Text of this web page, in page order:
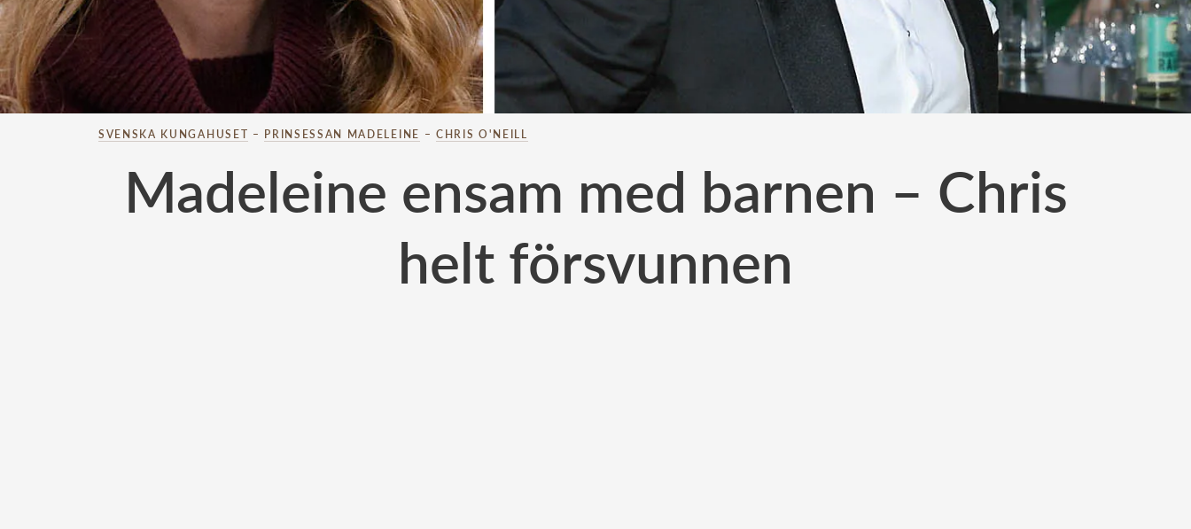
SVENSKA KUNGAHUSET – PRINSESSAN MADELEINE – CHRIS O'NEILL
Madeleine ensam med barnen – Chris
helt försvunnen